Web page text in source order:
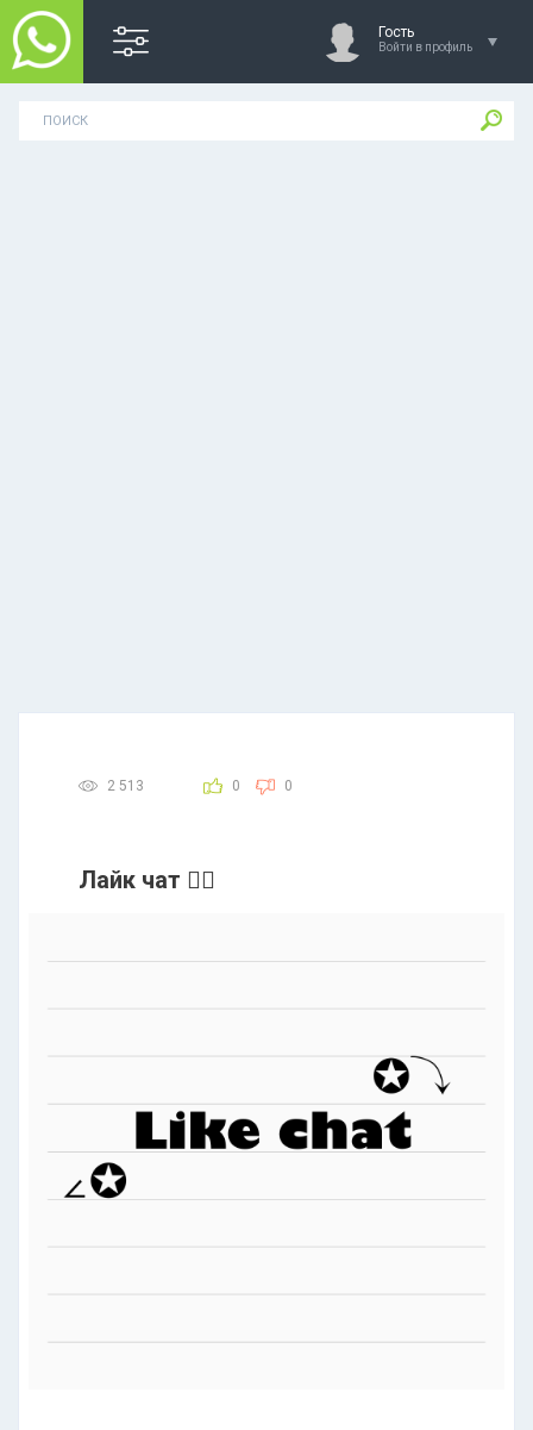
Гость
Войти в профиль
2 513 0 0
Лайк чат 👍🏻